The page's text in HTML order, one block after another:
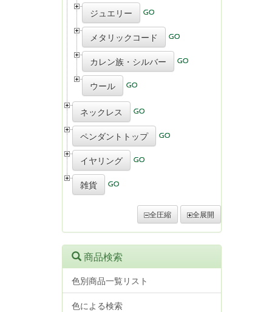
ジュエリー
メタリックコード
カレン族・シルバー
ウール
ネックレス
ペンダントトップ
イヤリング
雑貨
全圧縮 全展開
商品検索
色別商品一覧リスト
色による検索